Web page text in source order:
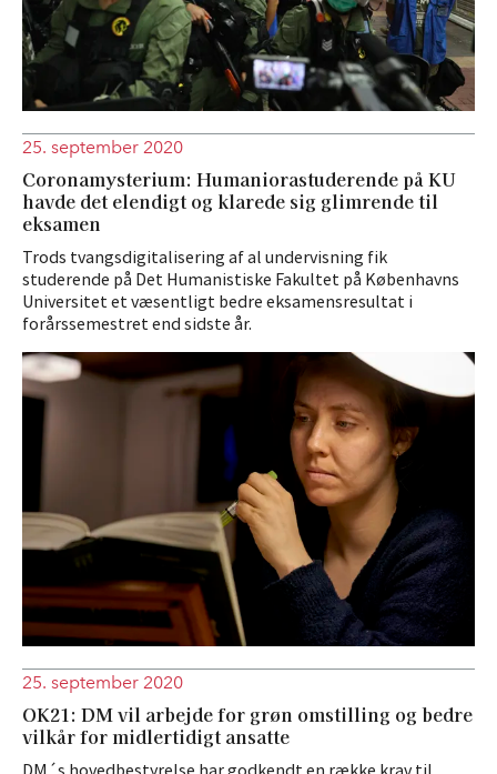
25. september 2020
Coronamysterium: Humaniorastuderende på KU
havde det elendigt og klarede sig glimrende til
eksamen
Trods tvangsdigitalisering af al undervisning fik
studerende på Det Humanistiske Fakultet på Københavns
Universitet et væsentligt bedre eksamensresultat i
forårssemestret end sidste år.
25. september 2020
OK21: DM vil arbejde for grøn omstilling og bedre
vilkår for midlertidigt ansatte